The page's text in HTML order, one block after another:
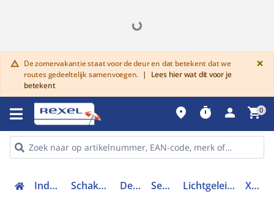
warning De zomervakantie staat voor de deur en dat betekent dat we
routes gedeeltelijk samenvoegen. |
Lees hier wat dit voor je
betekent
×
place timer person shopping_cart0
Industriele componenten Schakelen, bedienen en signaleren Detectie en sensoren Sensoren toebehoren Lichtgeleidersensor / lichtgeleiderversterker XUYAFPCO966S